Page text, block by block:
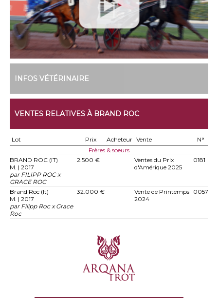
INFOS VÉTÉRINAIRE
VENTES RELATIVES À BRAND ROC
Lot Prix Acheteur Vente
N°
Frères & soeurs
BRAND ROC (IT)
M. | 2017
par FILIPP ROC x
GRACE ROC
2.500 €
Ventes du Prix
d'Amérique 2025
0181
Brand Roc (It)
M. | 2017
par Filipp Roc x Grace
Roc
32.000 €
Vente de Printemps
2024
0057